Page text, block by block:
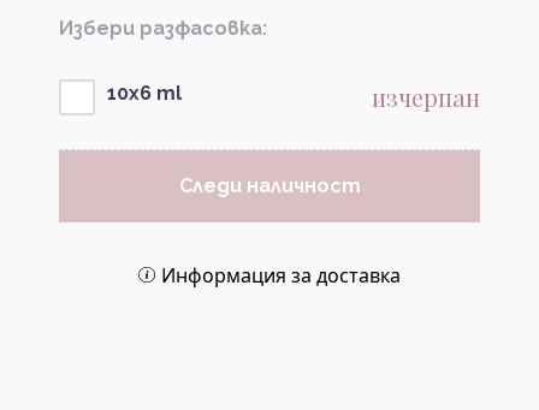
Избери разфасовка:
10x6 ml изчерпан
Следи наличност
Информация за доставка